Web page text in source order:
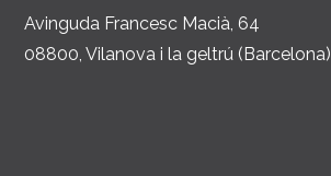
Avinguda Francesc Macià, 64
08800, Vilanova i la geltrú (Barcelona)